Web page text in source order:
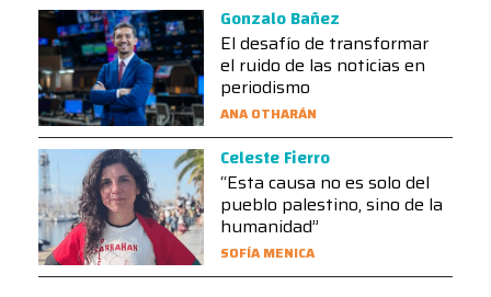
Gonzalo Bañez
El desafío de transformar
el ruido de las noticias en
periodismo
ANA OTHARÁN
Celeste Fierro
“Esta causa no es solo del
pueblo palestino, sino de la
humanidad”
SOFÍA MENICA